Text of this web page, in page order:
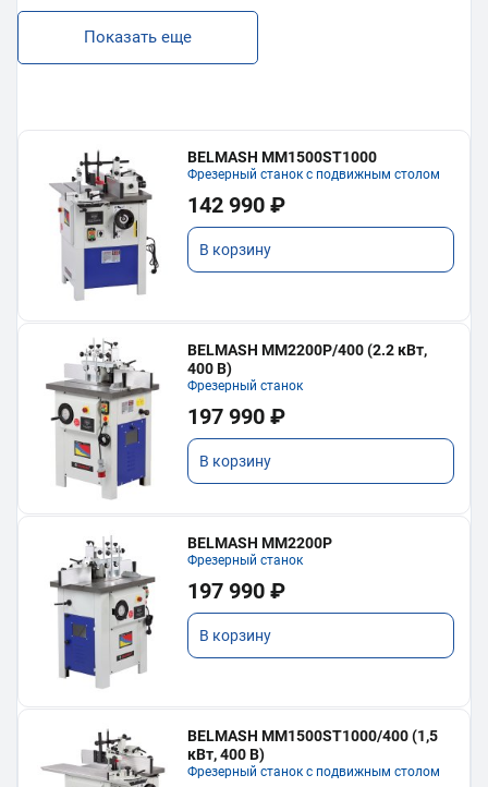
Показать еще
BELMASH MM1500ST1000
Фрезерный станок с подвижным столом
142 990 ₽
В корзину
BELMASH MM2200P/400 (2.2 кВт,
400 В)
Фрезерный станок
197 990 ₽
В корзину
BELMASH MM2200P
Фрезерный станок
197 990 ₽
В корзину
BELMASH MM1500ST1000/400 (1,5
кВт, 400 В)
Фрезерный станок с подвижным столом